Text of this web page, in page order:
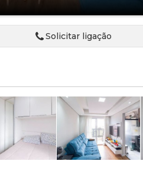
Condominio
Condominio
CondomÍnio
CondomÍnio
CondomÍnio
CondomÍnio
Solicitar ligação